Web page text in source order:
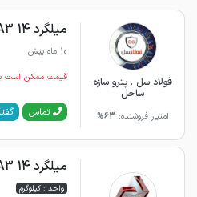
فولاد سل . پترو سازه
ساحل
امتیاز فروشنده: 63%
میلگرد 14 A3 طول 12 ظفر بناب
10 ماه پیش
قیمت ممکن است
تماس
میلگرد 14 A3 طول 12 ظفر بناب
واحد : کیلوگرم